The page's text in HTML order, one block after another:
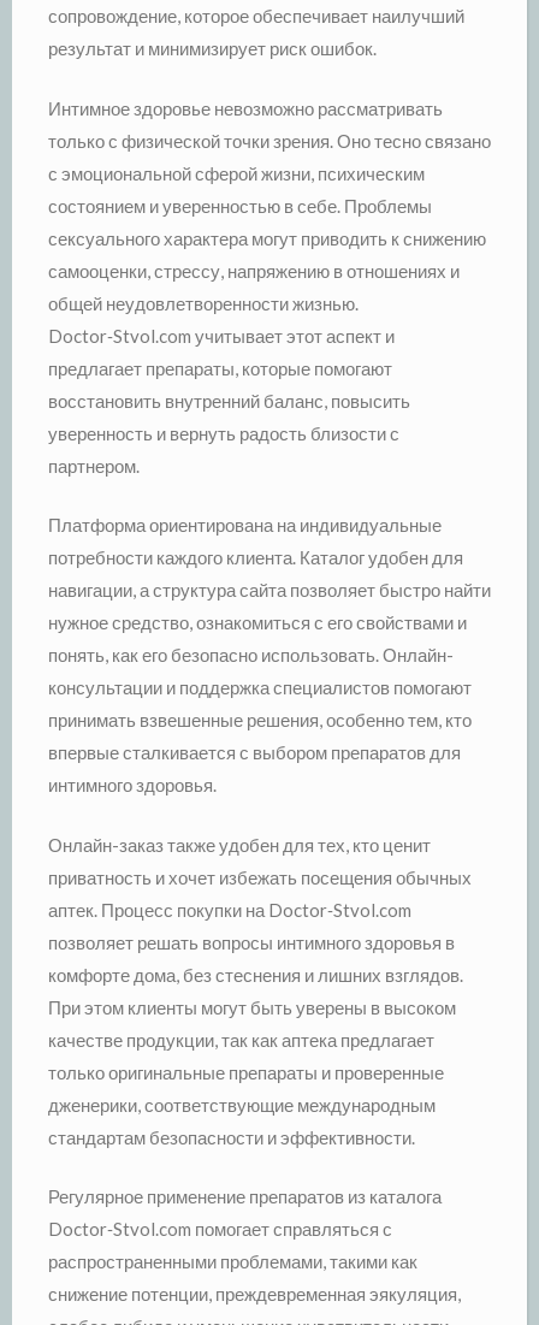
сопровождение, которое обеспечивает наилучший
результат и минимизирует риск ошибок.
Интимное здоровье невозможно рассматривать
только с физической точки зрения. Оно тесно связано
с эмоциональной сферой жизни, психическим
состоянием и уверенностью в себе. Проблемы
сексуального характера могут приводить к снижению
самооценки, стрессу, напряжению в отношениях и
общей неудовлетворенности жизнью.
Doctor‑Stvol.com учитывает этот аспект и
предлагает препараты, которые помогают
восстановить внутренний баланс, повысить
уверенность и вернуть радость близости с
партнером.
Платформа ориентирована на индивидуальные
потребности каждого клиента. Каталог удобен для
навигации, а структура сайта позволяет быстро найти
нужное средство, ознакомиться с его свойствами и
понять, как его безопасно использовать. Онлайн-
консультации и поддержка специалистов помогают
принимать взвешенные решения, особенно тем, кто
впервые сталкивается с выбором препаратов для
интимного здоровья.
Онлайн-заказ также удобен для тех, кто ценит
приватность и хочет избежать посещения обычных
аптек. Процесс покупки на Doctor‑Stvol.com
позволяет решать вопросы интимного здоровья в
комфорте дома, без стеснения и лишних взглядов.
При этом клиенты могут быть уверены в высоком
качестве продукции, так как аптека предлагает
только оригинальные препараты и проверенные
дженерики, соответствующие международным
стандартам безопасности и эффективности.
Регулярное применение препаратов из каталога
Doctor‑Stvol.com помогает справляться с
распространенными проблемами, такими как
снижение потенции, преждевременная эякуляция,